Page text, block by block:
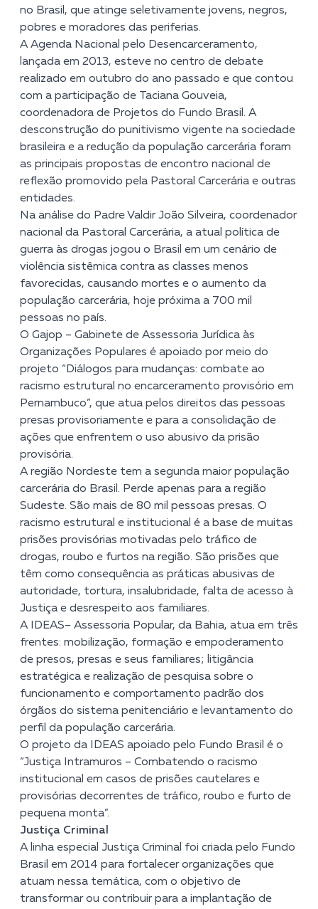
no Brasil, que atinge seletivamente jovens, negros,
pobres e moradores das periferias.
A Agenda Nacional pelo Desencarceramento,
lançada em 2013, esteve no centro de debate
realizado em outubro do ano passado e que contou
com a participação de Taciana Gouveia,
coordenadora de Projetos do Fundo Brasil. A
desconstrução do punitivismo vigente na sociedade
brasileira e a redução da população carcerária foram
as principais propostas de encontro nacional de
reflexão promovido pela Pastoral Carcerária e outras
entidades.
Na análise do Padre Valdir João Silveira, coordenador
nacional da Pastoral Carcerária, a atual política de
guerra às drogas jogou o Brasil em um cenário de
violência sistêmica contra as classes menos
favorecidas, causando mortes e o aumento da
população carcerária, hoje próxima a 700 mil
pessoas no país.
O Gajop – Gabinete de Assessoria Jurídica às
Organizações Populares é apoiado por meio do
projeto “Diálogos para mudanças: combate ao
racismo estrutural no encarceramento provisório em
Pernambuco”, que atua pelos direitos das pessoas
presas provisoriamente e para a consolidação de
ações que enfrentem o uso abusivo da prisão
provisória.
A região Nordeste tem a segunda maior população
carcerária do Brasil. Perde apenas para a região
Sudeste. São mais de 80 mil pessoas presas. O
racismo estrutural e institucional é a base de muitas
prisões provisórias motivadas pelo tráfico de
drogas, roubo e furtos na região. São prisões que
têm como consequência as práticas abusivas de
autoridade, tortura, insalubridade, falta de acesso à
Justiça e desrespeito aos familiares.
A IDEAS– Assessoria Popular, da Bahia, atua em três
frentes: mobilização, formação e empoderamento
de presos, presas e seus familiares; litigância
estratégica e realização de pesquisa sobre o
funcionamento e comportamento padrão dos
órgãos do sistema penitenciário e levantamento do
perfil da população carcerária.
O projeto da IDEAS apoiado pelo Fundo Brasil é o
“Justiça Intramuros – Combatendo o racismo
institucional em casos de prisões cautelares e
provisórias decorrentes de tráfico, roubo e furto de
pequena monta”.
Justiça Criminal
A linha especial Justiça Criminal foi criada pelo Fundo
Brasil em 2014 para fortalecer organizações que
atuam nessa temática, com o objetivo de
transformar ou contribuir para a implantação de